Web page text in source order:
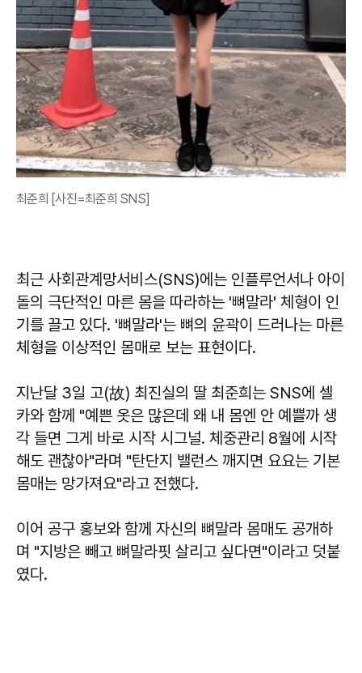
최준희 [사진=최준희 SNS]
최근 사회관계망서비스(SNS)에는 인플루언서나 아이
돌의 극단적인 마른 몸을 따라하는 '뼈말라' 체형이 인
기를 끌고 있다. '뼈말라'는 뼈의 윤곽이 드러나는 마른
체형을 이상적인 몸매로 보는 표현이다.
지난달 3일 고(故) 최진실의 딸 최준희는 SNS에 셀
카와 함께 "예쁜 옷은 많은데 왜 내 몸엔 안 예쁠까 생
각 들면 그게 바로 시작 시그널. 체중관리 8월에 시작
해도 괜찮아"라며 "탄단지 밸런스 깨지면 요요는 기본
몸매는 망가져요"라고 전했다.
이어 공구 홍보와 함께 자신의 뼈말라 몸매도 공개하
며 "지방은 빼고 뼈말라핏 살리고 싶다면"이라고 덧붙
였다.